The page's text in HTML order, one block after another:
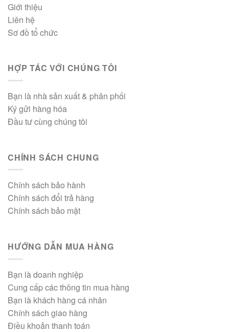
Giới thiệu
Liên hệ
Sơ đồ tổ chức
HỢP TÁC VỚI CHÚNG TÔI
Bạn là nhà sản xuất & phân phối
Ký gửi hàng hóa
Đầu tư cùng chúng tôi
CHÍNH SÁCH CHUNG
Chính sách bảo hành
Chính sách đổi trả hàng
Chính sách bảo mật
HƯỚNG DẪN MUA HÀNG
Bạn là doanh nghiệp
Cung cấp các thông tin mua hàng
Bạn là khách hàng cá nhân
Chính sách giao hàng
Điều khoản thanh toán